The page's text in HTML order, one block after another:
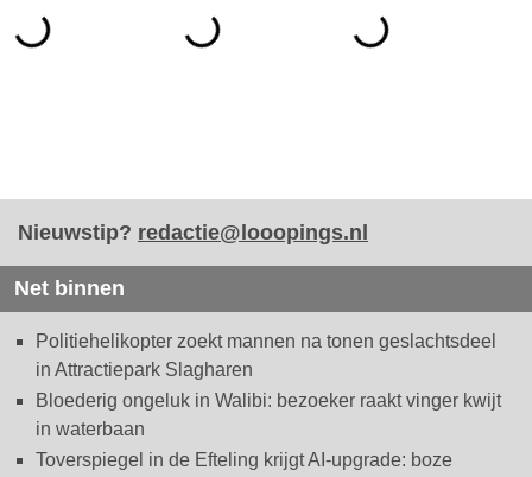
Nieuwstip? redactie@looopings.nl
Net binnen
Politiehelikopter zoekt mannen na tonen geslachtsdeel
in Attractiepark Slagharen
Bloederig ongeluk in Walibi: bezoeker raakt vinger kwijt
in waterbaan
Toverspiegel in de Efteling krijgt AI-upgrade: boze